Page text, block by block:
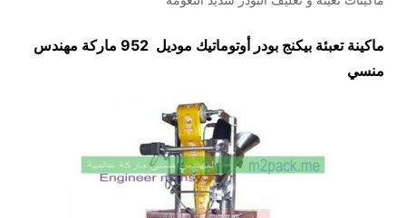
ماكينة تعبئة بيكنج بودر أوتوماتيك موديل 952 ماركة مهندس
منسي